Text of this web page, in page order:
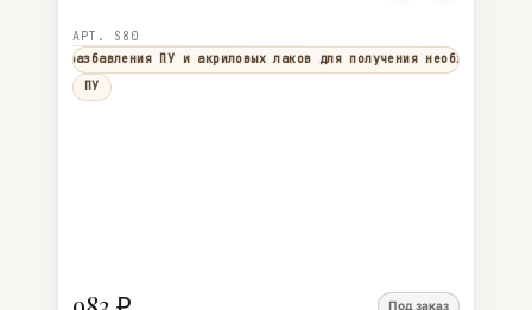
АРТ. S80
для разбавления ПУ и акриловых лаков для получения необходимой
ПУ
Под заказ